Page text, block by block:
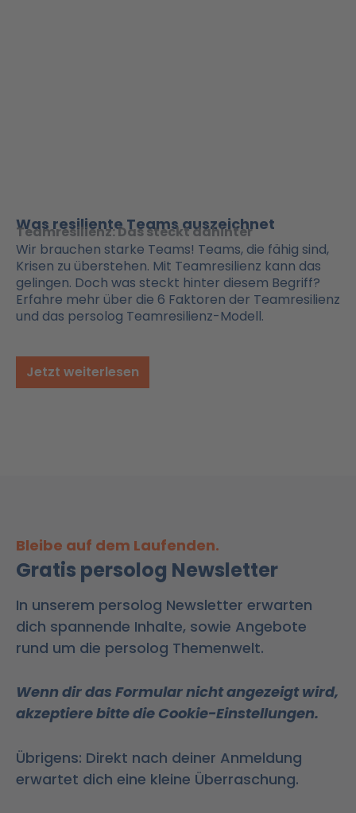
Was resiliente Teams auszeichnet
Teamresilienz: Das steckt dahinter
Wir brauchen starke Teams! Teams, die fähig sind,
Krisen zu überstehen. Mit Teamresilienz kann das
gelingen. Doch was steckt hinter diesem Begriff?
Erfahre mehr über die 6 Faktoren der Teamresilienz
und das persolog Teamresilienz-Modell.
Jetzt weiterlesen
Bleibe auf dem Laufenden.
Gratis persolog Newsletter
In unserem persolog Newsletter erwarten
dich spannende Inhalte, sowie Angebote
rund um die persolog Themenwelt.
Wenn dir das Formular nicht angezeigt wird,
akzeptiere bitte die Cookie-Einstellungen.
Übrigens: Direkt nach deiner Anmeldung
erwartet dich eine kleine Überraschung.